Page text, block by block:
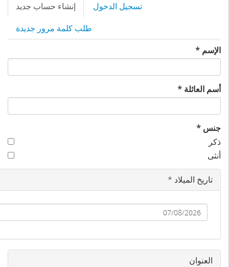
إنشاء حساب جديد
تسجيل الدخول
طلب كلمة مرور جديدة
‏الإسم ‏ *
‏أسم العائلة ‏ *
‏جنس ‏ *
‏ذكر ‏
‏أنثى ‏
تاريخ الميلاد *
‏التاريخ
العنوان